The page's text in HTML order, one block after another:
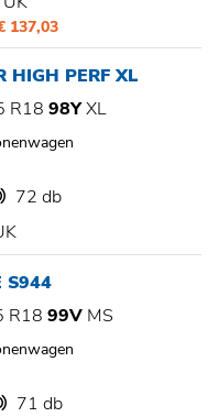
137,03
HIGH PERF XL
R18 98YXL
72 db
S944
R18 99V MS
71 db